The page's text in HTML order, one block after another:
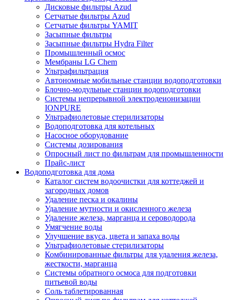
Дисковые фильтры Azud
Сетчатые фильтры Azud
Сетчатые фильтры YAMIT
Засыпные фильтры
Засыпные фильтры Hydra Filter
Промышленный осмос
Мембраны LG Chem
Ультрафильтрация
Автономные мобильные станции водоподготовки
Блочно-модульные станции водоподготовки
Системы непрерывной электродеионизации
IONPURE
Ультрафиолетовые стерилизаторы
Водоподготовка для котельных
Насосное оборудование
Системы дозирования
Опросный лист по фильтрам для промышленности
Прайс-лист
Водоподготовка для дома
Каталог систем водоочистки для коттеджей и
загородных домов
Удаление песка и окалины
Удаление мутности и окисленного железа
Удаление железа, марганца и сероводорода
Умягчение воды
Улучшение вкуса, цвета и запаха воды
Ультрафиолетовые стерилизаторы
Комбинированные фильтры для удаления железа,
жесткости, марганца
Системы обратного осмоса для подготовки
питьевой воды
Соль таблетированная